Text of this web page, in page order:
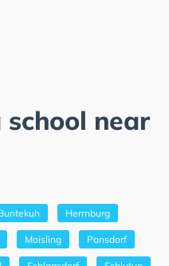
near
Herrnburg
Moisling Pansdorf